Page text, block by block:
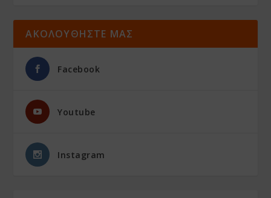
ΑΚΟΛΟΥΘΗΣΤΕ ΜΑΣ
Facebook
Youtube
Instagram